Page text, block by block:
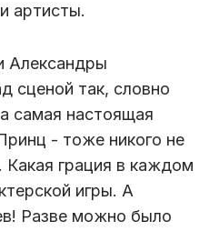
артисты.
Александры
сценой так, словно
самая настоящая
- тоже никого не
грация в каждом
игры. А
Разве можно было